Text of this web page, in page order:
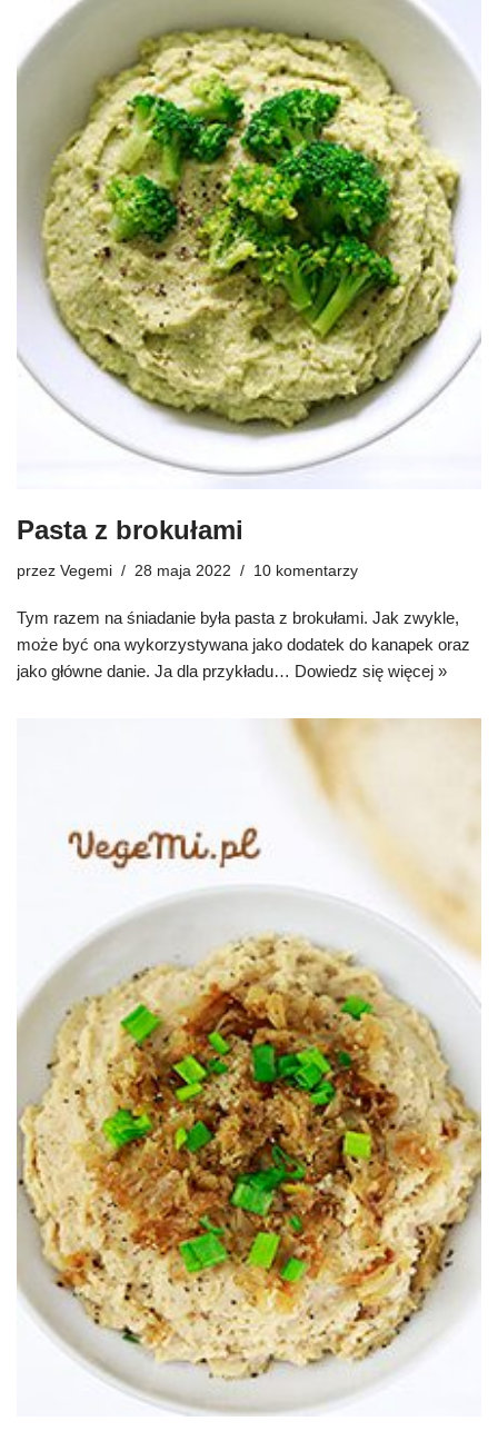
Pasta z brokułami
przez Vegemi 28 maja 2022 10 komentarzy
Tym razem na śniadanie była pasta z brokułami. Jak zwykle,
może być ona wykorzystywana jako dodatek do kanapek oraz
jako główne danie. Ja dla przykładu… Dowiedz się więcej »